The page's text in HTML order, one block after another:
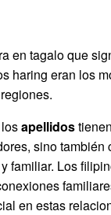
en tagalo que
haring eran los
apellidos
sino también
familiar. Los
en estas